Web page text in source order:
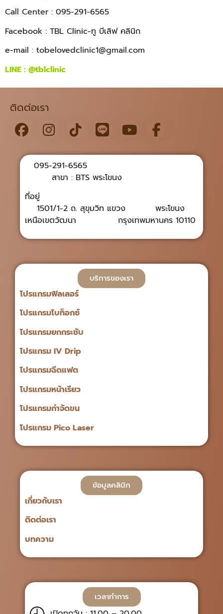
Call Center : 095-291-6565
Facebook : TBL Clinic-ทู บีเลิฟ คลินิก
e-mail : tobelovedclinic1@gmail.com
LINE : @tblclinic
ติดต่อเรา
095-291-6565
สาขา : BTS พระโขนง
ที่อยู่
1501/1-2 ถ. สุขุมวิท แขวง พระโขนง
เหนือเขตวัฒนา กรุงเทพมหานคร 10110
บริการของเรา
โปรแกรมฟิลเลอร์
โปรแกรมโบท็อกซ์
โปรแกรมยกกระชับ
โปรแกรม IV Drip
โปรแกรมฉีดแฟต
โปรแกรมหน้าเรียว
โปรแกรมกำจัดขน
โปรแกรม Pico Laser
ข้อมูลคลินิก
เกี่ยวกับเรา
ติดต่อเรา
บทความ
เวลาทำการ